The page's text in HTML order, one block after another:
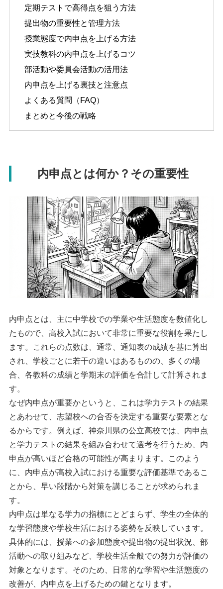
定期テストで高得点を狙う方法
提出物の重要性と管理方法
授業態度で内申点を上げる方法
実技教科の内申点を上げるコツ
部活動や委員会活動の活用法
内申点を上げる裏技と注意点
よくある質問（FAQ）
まとめと今後の戦略
内申点とは何か？その重要性
内申点とは、主に中学校での学業や生活態度を数値化し
たもので、高校入試において非常に重要な役割を果たし
ます。これらの点数は、通常、通知表の成績を基に算出
され、学校ごとに若干の違いはあるものの、多くの場
合、各教科の成績と学期末の評価を合計して計算されま
す。
なぜ内申点が重要かというと、これは学力テストの結果
とあわせて、志望校への合否を決定する重要な要素とな
るからです。例えば、神奈川県の公立高校では、内申点
と学力テストの結果を組み合わせて選考を行うため、内
申点が高いほど合格の可能性が高まります。このよう
に、内申点が高校入試における重要な評価基準であるこ
とから、早い段階から対策を講じることが求められま
す。
内申点は単なる学力の指標にとどまらず、学生の全体的
な学習態度や学校生活における姿勢を反映しています。
具体的には、授業への参加態度や提出物の提出状況、部
活動への取り組みなど、学校生活全般での努力が評価の
対象となります。そのため、日常的な学習や生活態度の
改善が、内申点を上げるための鍵となります。